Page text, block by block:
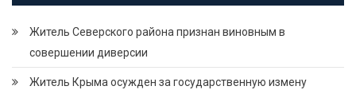
Житель Северского района признан виновным в
совершении диверсии
Житель Крыма осужден за государственную измену